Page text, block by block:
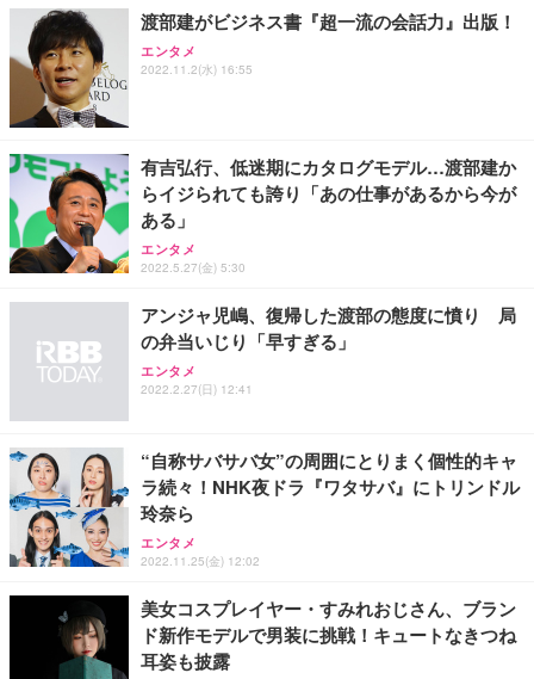
務用 おしゃれ パソコンチェア (ブラック)
Sezlife オフィスチェア デスクチェア 疲れない テレ
ワーク チェア 強化バックレスト 30度ロッキング機
務用 おしゃれ パソコンチェア (ホワイト)
ANDWINT オフィスチェア デスクチェア 肘なし メ
ッシュ 通気性 ランバーサポート付き 腰サポート ガ
ス圧無段階昇降 360度回転 キャスター付き コンパク
ト 幅52×奥行58.5×高さ84～96cm テレワーク 在宅
￥4,139
【整備済み品】Dell E2724HS 27インチ 液晶モニタ
ー フルHD（1920×1080）VA 非光沢 HDMI/DisplayP
【MiniLED/24.5inch/280Hz/FHD】GRAPHT THE S
HOOTER Gaming Monitor 24” Essential ゲーミン
グモニター QD 24.5インチ 1ms FHD 量子ドット 残
像低減 (3年保証 | 輝点保証 | 日本メーカー)
￥34,980
Smart Basic(スマートベーシック) 【Amazon.co.jp
限定】 Smart Basic アイリスオーヤマ ペットシーツ
アイリスオーヤマ ペットシーツ 超厚型 お徳用 レギ
ュラー 200枚入【Amazon.co.jp限定】
￥3,731
渡部建がビジネス書『超一流の会話力』出版！
エンタメ
2022.11.2(水) 16:55
有吉弘行、低迷期にカタログモデル…渡部建か
らイジられても誇り「あの仕事があるから今が
ある」
エンタメ
2022.5.27(金) 5:30
アンジャ児嶋、復帰した渡部の態度に憤り 局
の弁当いじり「早すぎる」
エンタメ
2022.2.27(日) 12:41
“自称サバサバ女”の周囲にとりまく個性的キャ
ラ続々！NHK夜ドラ『ワタサバ』にトリンドル
玲奈ら
エンタメ
2022.11.25(金) 12:02
美女コスプレイヤー・すみれおじさん、ブラン
ド新作モデルで男装に挑戦！キュートなきつね
耳姿も披露